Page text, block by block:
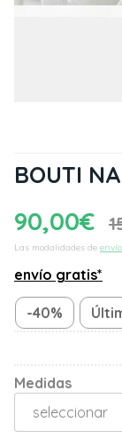
BOUTI
90,00€
Las modalidades de envío
envío gratis*
-40%
Medidas